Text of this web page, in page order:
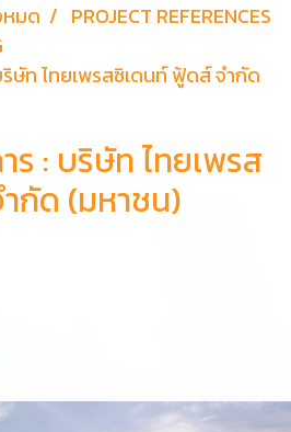
มด
PROJECT REFERENCES
ริษัท ไทยเพรสซิเดนท์ ฟู้ดส์ จำกัด
ร : บริษัท ไทยเพรส
กัด (มหาชน)